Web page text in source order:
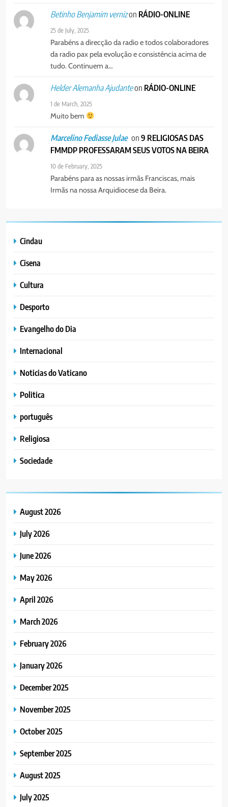
TRANSFERÊNCIA DOS
VENDEDORES FOI ACEITE, MAS
SURGIRAM RESISTÊNCIAS PELO
CAMINHO
PORTUGUÊS SOCIEDADE
PAX NOTICIAS EDIÇÃO 28 DE
JUNHO DE 2026
PORTUGUÊS
Betinho Benjamim vernizon RÁDIO-ONLINE
25 de July, 2025
Parabéns a direcção da radio e todos colaboradores
da radio pax pela evolução e consistência acima de
tudo. Continuem a…
Helder Alemanha Ajudanteon RÁDIO-ONLINE
1 de March, 2025
Muito bem
Marcelino Fediasse Julae on9 RELIGIOSAS DAS
FMMDP PROFESSARAM SEUS VOTOS NA BEIRA
10 de February, 2025
Parabéns para as nossas irmãs Franciscas, mais
Irmãs na nossa Arquidiocese da Beira.
Cindau
Cisena
Cultura
Desporto
Evangelho do Dia
Internacional
Noticias do Vaticano
Politica
português
Religiosa
Sociedade
August 2026
July 2026
June 2026
May 2026
April 2026
March 2026
February 2026
January 2026
December 2025
November 2025
October 2025
September 2025
August 2025
July 2025